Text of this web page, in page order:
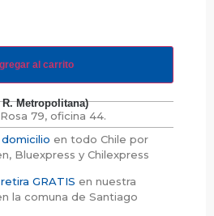
al carrito
Metropolitana)
79, oficina 44.
en todo Chile por
Bluexpress y Chilexpress
GRATIS en nuestra
la comuna de Santiago